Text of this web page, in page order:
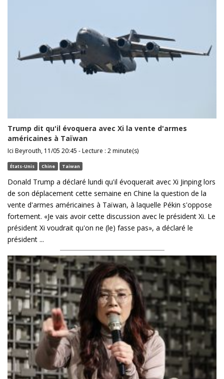
Trump dit qu'il évoquera avec Xi la vente d'armes
américaines à Taïwan
Ici Beyrouth, 11/05 20:45 - Lecture : 2 minute(s)
États-Unis Chine Taiwan
Donald Trump a déclaré lundi qu'il évoquerait avec Xi Jinping lors
de son déplacement cette semaine en Chine la question de la
vente d'armes américaines à Taïwan, à laquelle Pékin s'oppose
fortement. «Je vais avoir cette discussion avec le président Xi. Le
président Xi voudrait qu'on ne (le) fasse pas», a déclaré le
président ...